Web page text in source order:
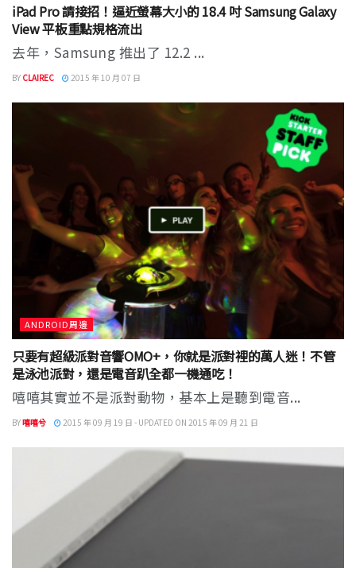
iPad Pro 請接招！逼近螢幕大小的 18.4 吋 Samsung Galaxy
View 平板重點規格流出
去年，Samsung 推出了 12.2 ...
BY CLAIREC 2015 年 10 月 07 日
ANDROID周邊
只要有超級派對音響OMO+，你就是派對裡的萬人迷！不管
是泳池派對，還是電音趴全都一機通吃！
嘻嘻其實並不是派對動物，基本上是聽到電音...
BY嘻嘻兮 2015 年 09 月 19 日 - UPDATED ON 2015 年 09 月 21 日